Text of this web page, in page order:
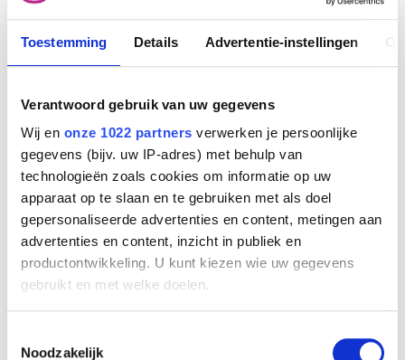
Toestemming Details Advertentie-instellingen
Verantwoord gebruik van uw gegevens
Wij en onze 1022 partners verwerken je persoonlijke
gegevens (bijv. uw IP-adres) met behulp van
technologieën zoals cookies om informatie op uw
apparaat op te slaan en te gebruiken met als doel
gepersonaliseerde advertenties en content, metingen aan
advertenties en content, inzicht in publiek en
productontwikkeling. U kunt kiezen wie uw gegevens
gebruikt en met welke doelen.
Informatie verzamelen over uw geografische
Noodzakelijk